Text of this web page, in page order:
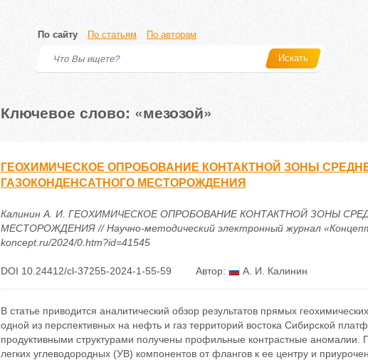
По сайту По статьям По авторам
Искать
Ключевое слово: «мезозой»
ГЕОХИМИЧЕСКОЕ ОПРОБОВАНИЕ КОНТАКТНОЙ ЗОНЫ
ГАЗОКОНДЕНСАТНОГО МЕСТОРОЖДЕНИЯ
Калинин А. И. ГЕОХИМИЧЕСКОЕ ОПРОБОВАНИЕ КОНТАКТНОЙ ЗОНЫ
МЕСТОРОЖДЕНИЯ // Научно-методический электронный журнал
koncept.ru/2024/0.htm?id=41545
DOI 10.24412/cl-37255-2024-1-55-59 Автор: А. И. Калинин
В статье приводится аналитический обзор результатов прямых
одной из перспективных на нефть и газ территорий востока Сибирской
продуктивными структурами получены профильные контрастные аномалии.
легких углеводородных (УВ) компонентов от флангов к ее центру и